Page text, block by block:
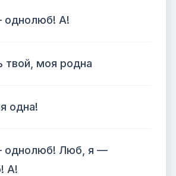
А!
моя родна
одна!
однолюб! Люб, я —
А!